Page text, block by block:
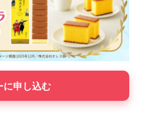
に申し込む